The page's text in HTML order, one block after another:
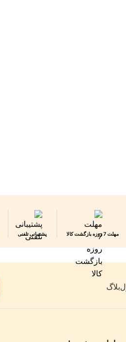
مهلت 7 روزه بازگشت کالا پشتیبانی تلفنی
بلاگ